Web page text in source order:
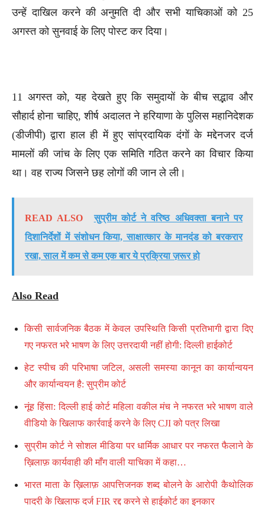
उन्हें दाखिल करने की अनुमति दी और सभी याचिकाओं को 25
अगस्त को सुनवाई के लिए पोस्ट कर दिया।
11 अगस्त को, यह देखते हुए कि समुदायों के बीच सद्भाव और
सौहार्द होना चाहिए, शीर्ष अदालत ने हरियाणा के पुलिस महानिदेशक
(डीजीपी) द्वारा हाल ही में हुए सांप्रदायिक दंगों के मद्देनजर दर्ज
मामलों की जांच के लिए एक समिति गठित करने का विचार किया
था। वह राज्य जिसने छह लोगों की जान ले ली।
READ ALSO
सुप्रीम कोर्ट ने वरिष्ठ अधिवक्ता बनाने पर
दिशानिर्देशों में संशोधन किया, साक्षात्कार के मानदंड को बरकरार
रखा, साल में कम से कम एक बार ये प्रक्रिया ज़रूर हो
Also Read
किसी सार्वजनिक बैठक में केवल उपस्थिति किसी प्रतिभागी द्वारा दिए
गए नफरत भरे भाषण के लिए उत्तरदायी नहीं होगी: दिल्ली हाईकोर्ट
हेट स्पीच की परिभाषा जटिल, असली समस्या कानून का कार्यान्वयन
और कार्यान्वयन है: सुप्रीम कोर्ट
नूंह हिंसा: दिल्ली हाई कोर्ट महिला वकील मंच ने नफरत भरे भाषण वाले
वीडियो के खिलाफ कार्रवाई करने के लिए CJI को पत्र लिखा
सुप्रीम कोर्ट ने सोशल मीडिया पर धार्मिक आधार पर नफरत फैलाने के
ख़िलाफ़ कार्यवाही की माँग वाली याचिका में कहा…
भारत माता के ख़िलाफ़ आपत्तिजनक शब्द बोलने के आरोपी कैथोलिक
पादरी के खिलाफ दर्ज FIR रद्द करने से हाईकोर्ट का इनकार